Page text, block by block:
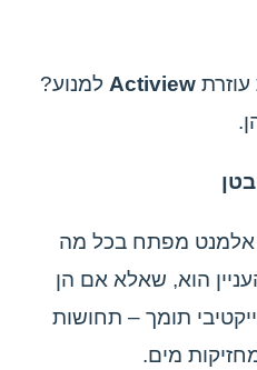
עוזרת Actiview למנוע?
אלמנט מפתח בכל מה
הוא, שאלא אם הן
תומך – תחושות
מים.